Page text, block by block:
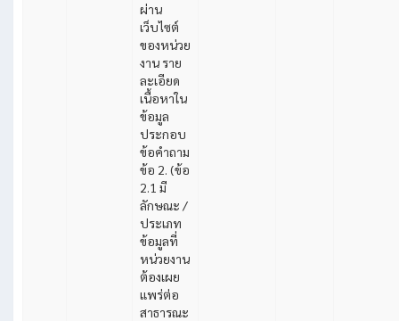
ผ่าน
เว็บไซต์
ของหน่วย
งาน ราย
ละเอียด
เนื้อหาใน
ข้อมูล
ประกอบ
ข้อคำถาม
ข้อ 2. (ข้อ
2.1 มี
ลักษณะ /
ประเภท
ข้อมูลที่
หน่วยงาน
ต้องเผย
แพร่ต่อ
สาธารณะ